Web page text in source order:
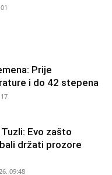
Prije
i do 42 stepena
Evo zašto
držati prozore
09:48